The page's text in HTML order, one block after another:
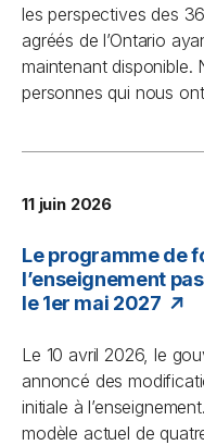
les perspectives des
agréés de l’Ontario
maintenant disponible.
personnes qui nous
11 juin 2026
Le programme de
l’enseignement
le 1er mai 2027
Le 10 avril 2026, le
annoncé des
initiale à
modèle actuel de